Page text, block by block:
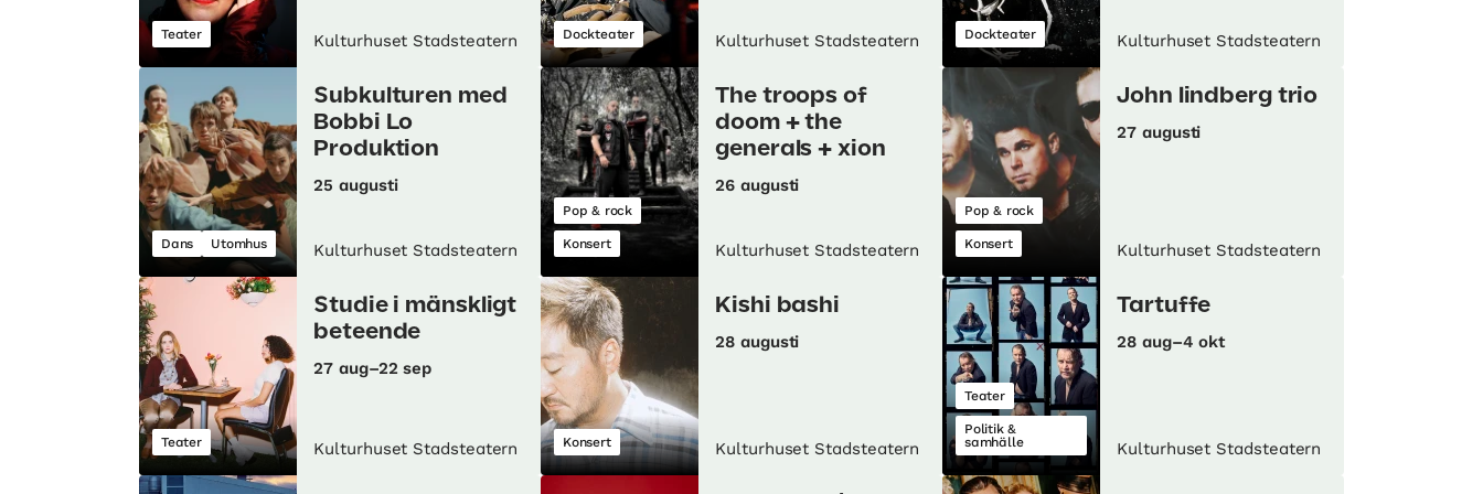
Teater Kulturhuset Stadsteatern Dockteater Kulturhuset Stadsteatern Dockteater Kulturhuset Stadsteatern
Dans Utomhus
Subkulturen med
Bobbi Lo
Produktion
25 augusti
Kulturhuset Stadsteatern
Pop & rock
Konsert
The troops of
doom + the
generals + xion
26 augusti
Kulturhuset Stadsteatern
Pop & rock
Konsert
John lindberg trio
27 augusti
Kulturhuset Stadsteatern
Teater
Studie i mänskligt
beteende
27 aug–22 sep
Kulturhuset Stadsteatern Konsert
Kishi bashi
28 augusti
Kulturhuset Stadsteatern
Teater
Politik &
samhälle
Tartuffe
28 aug–4 okt
Kulturhuset Stadsteatern